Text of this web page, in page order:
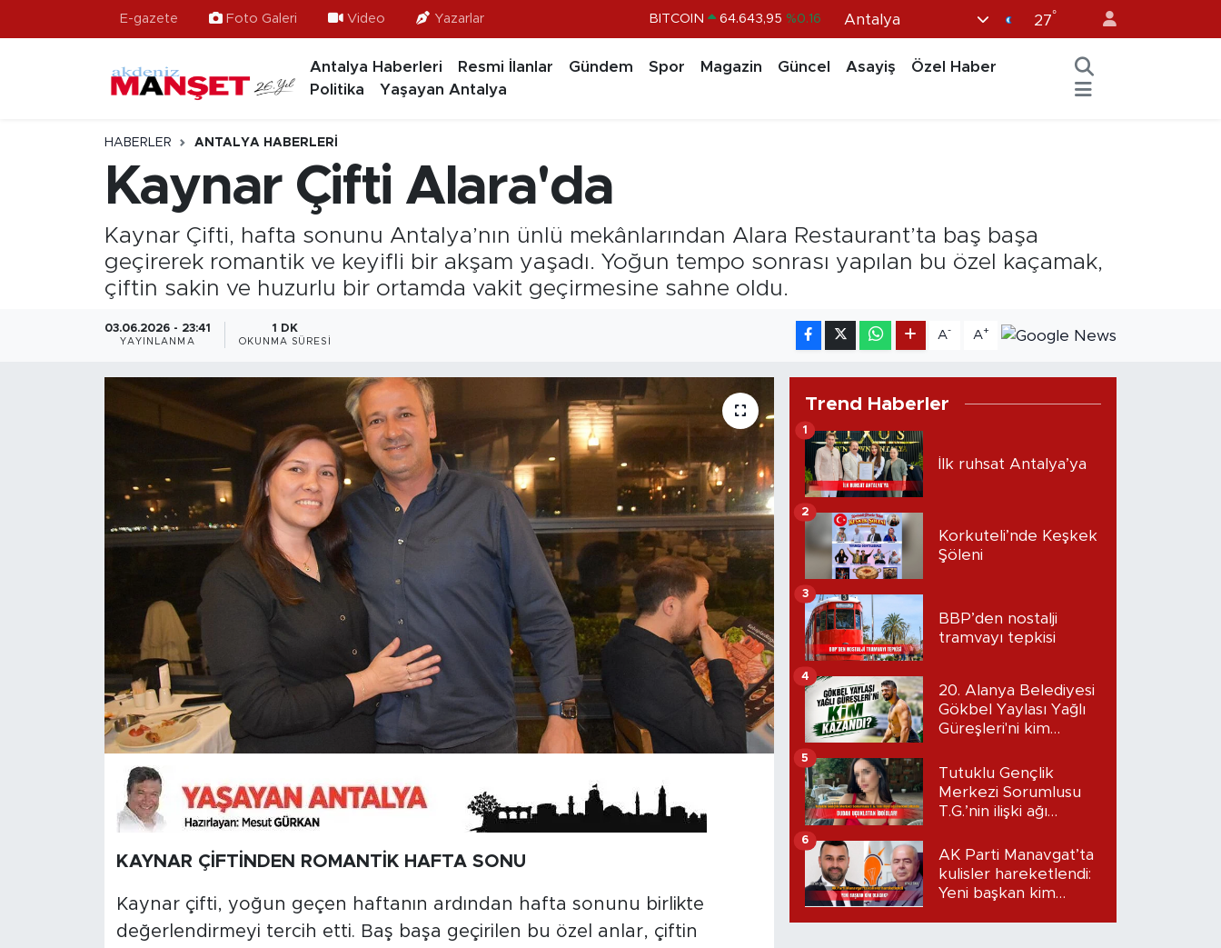
E-gazete Foto Galeri Video Yazarlar BITCOIN 64.643,95 %0.16 Antalya 27°
Antalya Haberleri Resmi İlanlar Gündem Spor Magazin Güncel Asayiş
Özel Haber
Politika
Yaşayan Antalya
HABERLER ANTALYA HABERLERI
Kaynar Çifti Alara'da
Kaynar Çifti, hafta sonunu Antalya’nın ünlü mekânlarından Alara Restaurant’ta baş başa
geçirerek romantik ve keyifli bir akşam yaşadı. Yoğun tempo sonrası yapılan bu özel kaçamak,
çiftin sakin ve huzurlu bir ortamda vakit geçirmesine sahne oldu.
03.06.2026 - 23:41
YAYINLANMA
1 DK
OKUNMA SÜRESI
A- A+
KAYNAR ÇİFTİNDEN ROMANTİK HAFTA SONU
Kaynar çifti, yoğun geçen haftanın ardından hafta sonunu birlikte
değerlendirmeyi tercih etti. Baş başa geçirilen bu özel anlar, çiftin
Trend Haberler
İlk ruhsat Antalya’ya
1
Korkuteli’nde Keşkek
Şöleni
2
BBP’den nostalji
tramvayı tepkisi
3
20. Alanya Belediyesi
Gökbel Yaylası Yağlı
Güreşleri'ni kim
4
Tutuklu Gençlik
Merkezi Sorumlusu
T.G.’nin ilişki ağı
Dudak uçuklatan
iddialar!
5
AK Parti Manavgat’ta
kulisler hareketlendi:
Yeni başkan kim
6
Ekonomi
Gündem
Kültür- Sanat
Özel Haber
Politika
Turizm
Hava Durumu
Tüm Manşetler
Son Dakika Haberleri
Haber Arşivi